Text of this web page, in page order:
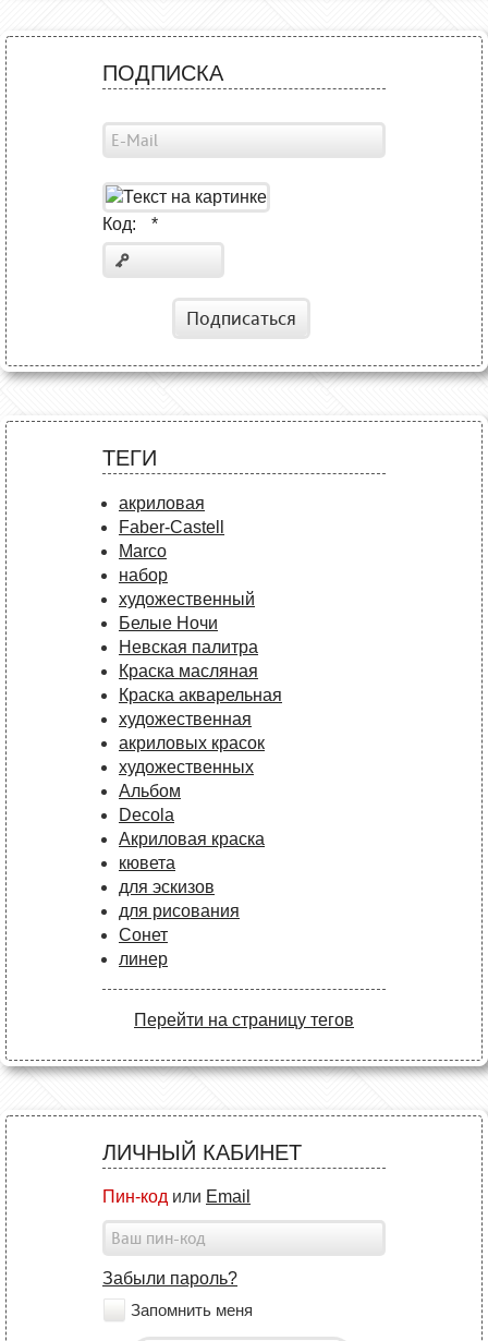
ПОДПИСКА
Код: *
Подписаться
ТЕГИ
акриловая
Faber-Castell
Marco
набор
художественный
Белые Ночи
Невская палитра
Краска масляная
Краска акварельная
художественная
акриловых красок
художественных
Альбом
Decola
Акриловая краска
кювета
для эскизов
для рисования
Сонет
линер
Перейти на страницу тегов
ЛИЧНЫЙ КАБИНЕТ
Пин-код или Email
Забыли пароль?
Запомнить меня